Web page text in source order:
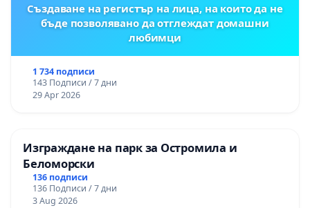
Създаване на регистър на лица, на които да не
бъде позволявано да отглеждат домашни
любимци
1 734 подписи
143 Подписи / 7 дни
29 Apr 2026
Изграждане на парк за Остромила и
Беломорски
136 подписи
136 Подписи / 7 дни
3 Aug 2026